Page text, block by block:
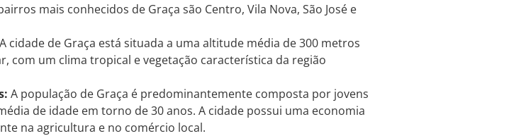
mais conhecidos de Graça são Centro, Vila Nova, São José e
A cidade de Graça está situada a uma altitude média de 300 metros
com um clima tropical e vegetação característica da região
A população de Graça é predominantemente composta por jovens
de idade em torno de 30 anos. A cidade possui uma economia
na agricultura e no comércio local.